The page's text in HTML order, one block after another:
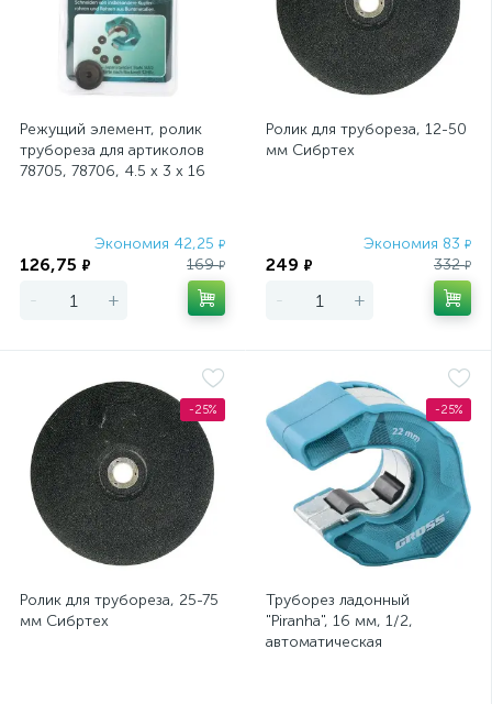
Режущий элемент, ролик
трубореза для артиколов
78705, 78706, 4.5 х 3 х 16
Экономия 42,25 ₽
126,75 ₽ 169₽
- +
Ролик для трубореза, 12-50
мм Сибртех
Экономия 83 ₽
249 ₽ 332₽
- +
-25%
Ролик для трубореза, 25-75
мм Сибртех
-25%
Труборез ладонный
"Piranha", 16 мм, 1/2,
автоматическая